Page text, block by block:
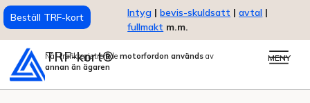
Beställ TRF-kort Intyg | bevis-skuldsatt | avtal |
fullmakt m.m.
TRF-kort®
När trafikregistrerade motorfordon används av
annan än ägaren
MENY